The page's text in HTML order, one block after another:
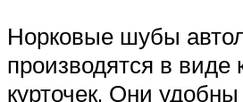
Норковые шубы
производятся в виде
курточек. Они